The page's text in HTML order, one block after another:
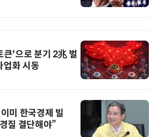
큰'으로 분기 2兆 벌
화 시동
미 한국경제 빌
질 결단해야”